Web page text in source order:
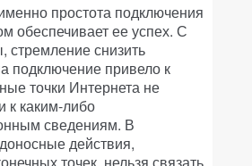
простота подключения
обеспечивает ее успех. С
стремление снизить
подключение привело к
точки Интернета не
к каким-либо
сведениям. В
действия,
точек, нельзя связать